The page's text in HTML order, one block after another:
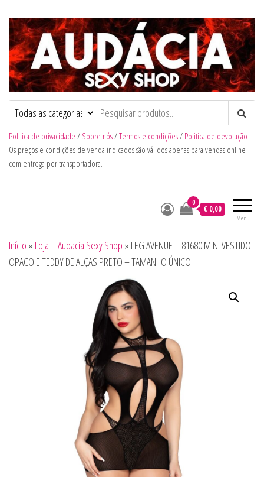
Audacia Sexy Shop
Politica de privacidade / Sobre nós/Termos e condições/ Politica de devolução
Os preços e condições de venda indicados são válidos apenas para vendas online
com entrega por transportadora.
Menu
0
€ 0,00
Início » Loja – Audacia Sexy Shop » LEG AVENUE – 81680 MINI VESTIDO
OPACO E TEDDY DE ALÇAS PRETO – TAMANHO ÚNICO